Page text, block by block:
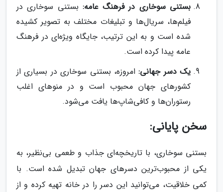
بستنی سوخاری در فرهنگ عامه: بستنی سوخاری در
فیلم‌ها، سریال‌ها و تبلیغات مختلف به تصویر کشیده
شده است و به این ترتیب، جایگاه ویژه‌ای در فرهنگ
عامه پیدا کرده است.
یک دسر جهانی:امروزه، بستنی سوخاری در بسیاری از
کشورهای جهان محبوب است و در منوهای اغلب
رستوران‌ها و کافی‌شاپ‌ها یافت می‌شود.
سخن پایانی:
بستنی سوخاری، با تاریخچه‌ای جذاب و طعمی بی‌نظیر، به
یکی از محبوب‌ترین دسرهای جهان تبدیل شده است. با
کمی خلاقیت، می‌توانید این دسر را در خانه تهیه کرده و از